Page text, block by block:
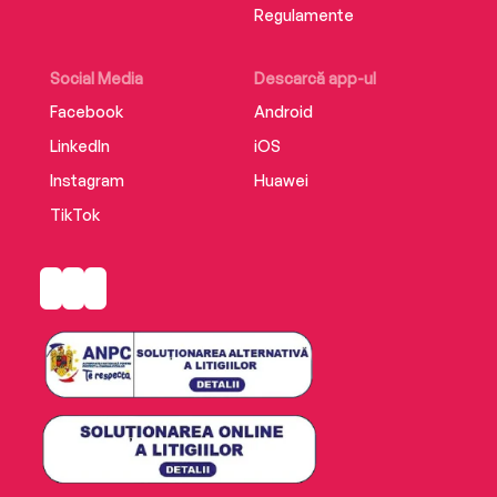
Social Media
Facebook
LinkedIn
Instagram
TikTok
Descarcă app-ul
Android
iOS
Huawei
Regulamente